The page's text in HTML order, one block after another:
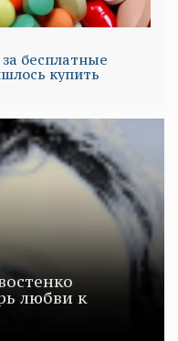
бесплатные
купить
любви к